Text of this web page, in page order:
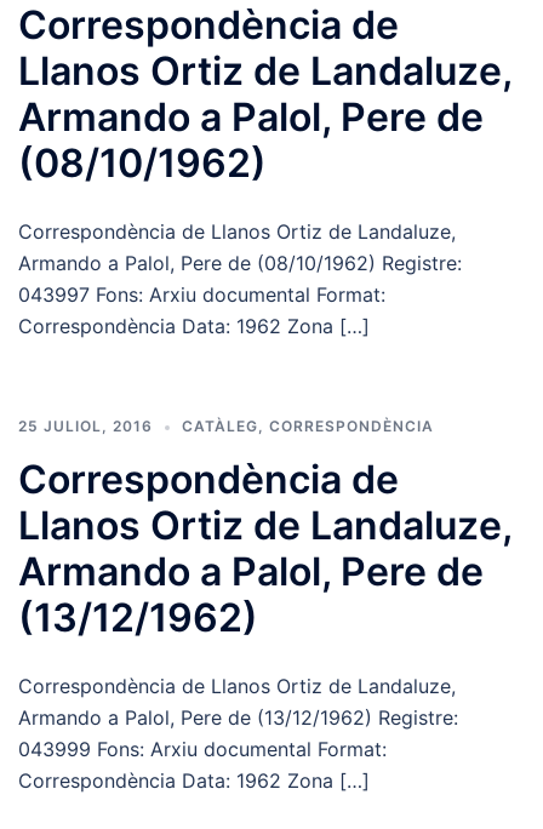
Correspondència de
Llanos Ortiz de Landaluze,
Armando a Palol, Pere de
(08/10/1962)
Correspondència de Llanos Ortiz de Landaluze,
Armando a Palol, Pere de (08/10/1962) Registre:
043997 Fons: Arxiu documental Format:
Correspondència Data: 1962 Zona […]
25 JULIOL, 2016 CATÀLEG, CORRESPONDÈNCIA
Correspondència de
Llanos Ortiz de Landaluze,
Armando a Palol, Pere de
(13/12/1962)
Correspondència de Llanos Ortiz de Landaluze,
Armando a Palol, Pere de (13/12/1962) Registre:
043999 Fons: Arxiu documental Format:
Correspondència Data: 1962 Zona […]